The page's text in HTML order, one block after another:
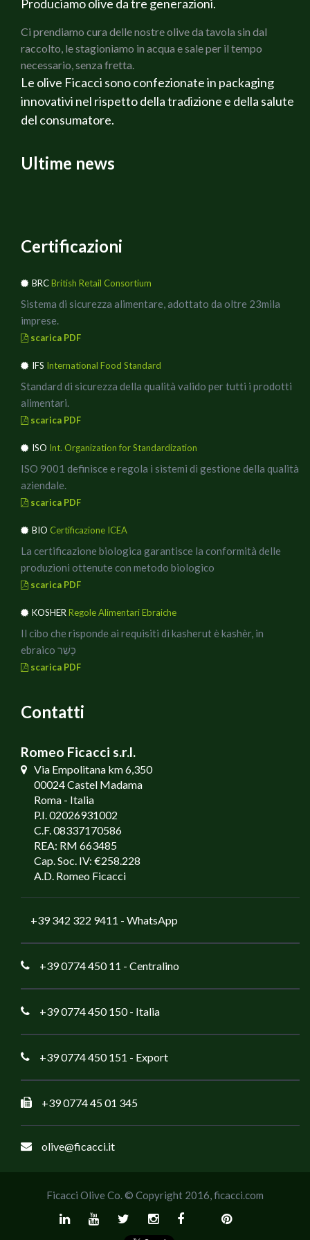
coperto con la pellicola.
Versiamo 10 g di olio in un`altra ciotola ed iniziamo a fare
le pieghe. Ripetiamo l’operazione per 8 volte.
A questo punto facciamo lievitare l`impasto fino al
raddoppio, ben coperto con la pellicola.
Ungiamo una teglia ed adagiamoci l`impasto. Facciamo
le olive, saliamo leggermente ed aggiungiamo altro olio.
Cuociamo la focaccia nel forno preriscaldato a 200°C
Produciamo olive da tre generazioni.
Ci prendiamo cura delle nostre olive da tavola sin dal
raccolto, le stagioniamo in acqua e sale per il tempo
necessario, senza fretta.
Le olive Ficacci sono confezionate in packaging
innovativi nel rispetto della tradizione e della salute
del consumatore.
Ultime news
Certificazioni
BRCBritish Retail Consortium
Sistema di sicurezza alimentare, adottato da oltre 23mila
imprese.
scarica PDF
IFS International Food Standard
Standard di sicurezza della qualità valido per tutti i prodotti
alimentari.
scarica PDF
ISO Int. Organization for Standardization
ISO 9001 definisce e regola i sistemi di gestione della qualità
aziendale.
scarica PDF
BIO Certificazione ICEA
La certificazione biologica garantisce la conformità delle
produzioni ottenute con metodo biologico
scarica PDF
KOSHER Regole Alimentari Ebraiche
Il cibo che risponde ai requisiti di kasherut è kashèr, in
ebraico כָּשֵׁר
scarica PDF
Contatti
Romeo Ficacci s.r.l.
Via Empolitana km 6,350
00024 Castel Madama
Roma - Italia
P.I. 02026931002
C.F. 08337170586
REA: RM 663485
Cap. Soc. IV: €258.228
A.D. Romeo Ficacci
+39 342 322 9411 - WhatsApp
+39 0774 450 11 - Centralino
+39 0774 450 150- Italia
+39 0774 450 151 - Export
+39 0774 45 01 345
olive@ficacci.it
Ficacci Olive Co. © Copyright 2016,ficacci.com